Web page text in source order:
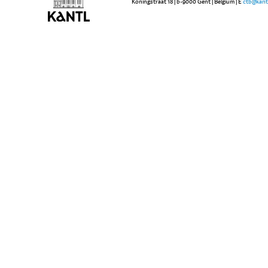
Koningstraat 18 | b-9000 Gent | Belgium | E